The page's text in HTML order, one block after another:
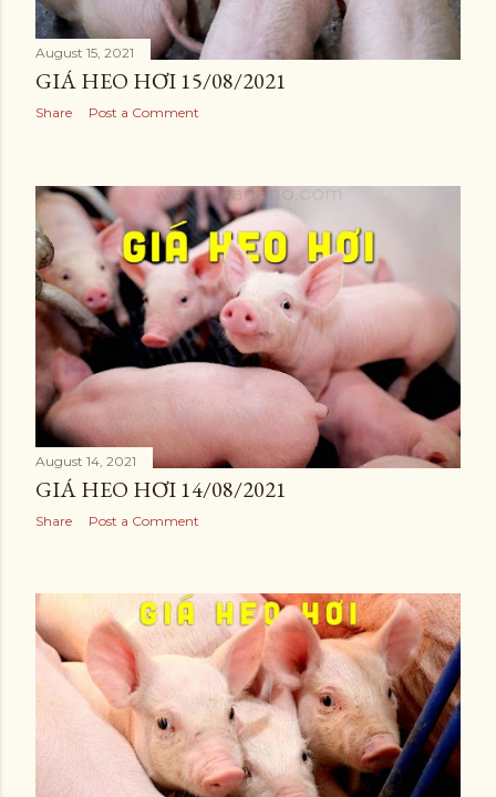
August 15, 2021
GIÁ HEO HƠI 15/08/2021
Share Post a Comment
August 14, 2021
GIÁ HEO HƠI 14/08/2021
Share Post a Comment